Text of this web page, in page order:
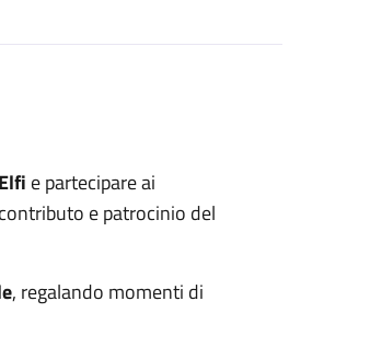
Elfi e partecipare ai
e patrocinio del
, regalando momenti di